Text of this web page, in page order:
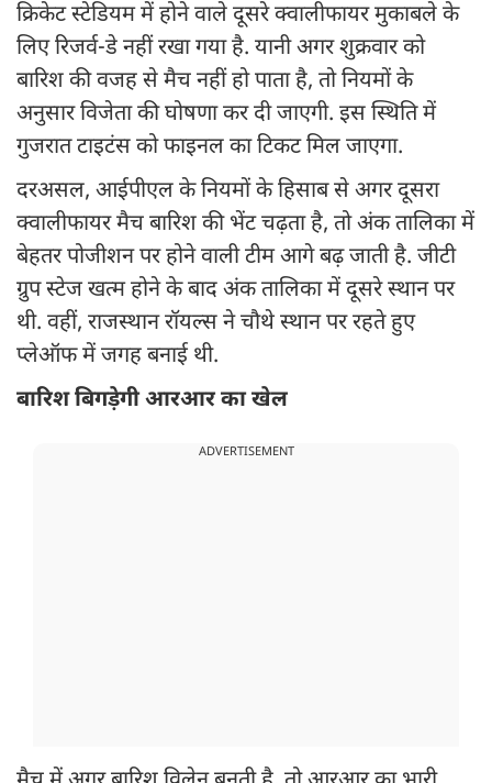
क्रिकेट स्टेडियम में होने वाले दूसरे क्वालीफायर मुकाबले के
लिए रिजर्व-डे नहीं रखा गया है. यानी अगर शुक्रवार को
बारिश की वजह से मैच नहीं हो पाता है, तो नियमों के
अनुसार विजेता की घोषणा कर दी जाएगी. इस स्थिति में
गुजरात टाइटंस को फाइनल का टिकट मिल जाएगा.
दरअसल, आईपीएल के नियमों के हिसाब से अगर दूसरा
क्वालीफायर मैच बारिश की भेंट चढ़ता है, तो अंक तालिका में
बेहतर पोजीशन पर होने वाली टीम आगे बढ़ जाती है. जीटी
ग्रुप स्टेज खत्म होने के बाद अंक तालिका में दूसरे स्थान पर
थी. वहीं, राजस्थान रॉयल्स ने चौथे स्थान पर रहते हुए
प्लेऑफ में जगह बनाई थी.
बारिश बिगड़ेगी आरआर का खेल
ADVERTISEMENT